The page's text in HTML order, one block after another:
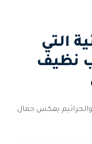
التي
نظيف
يعكس جمال